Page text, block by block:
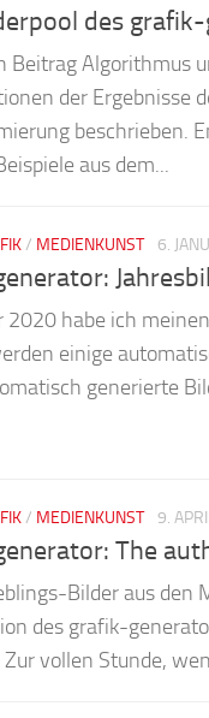
des
Beitrag Algorithmus
der Ergebnisse
beschrieben.
aus dem...
/ MEDIENKUNST 6.
2020 habe ich
einige
generierte
/ MEDIENKUNST 9.
The
Bilder aus den
des grafik-
vollen Stunde,